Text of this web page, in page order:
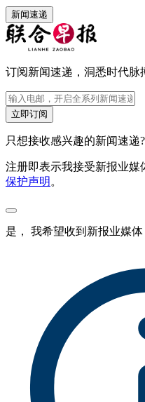
新闻速递
订阅新闻速递，洞悉时代脉
立即订阅
只想接收感兴趣的新闻速递?
注册即表示我接受新报业媒
保护声明 。
是， 我希望收到新报业媒体